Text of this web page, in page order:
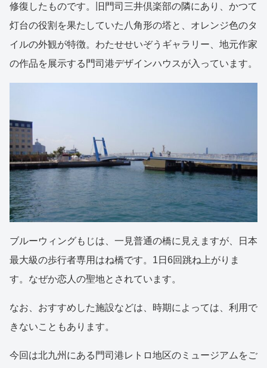
修復したものです。旧門司三井倶楽部の隣にあり、かつて
灯台の役割を果たしていた八角形の塔と、オレンジ色のタ
イルの外観が特徴。わたせせいぞうギャラリー、地元作家
の作品を展示する門司港デザインハウスが入っています。
ブルーウィングもじは、一見普通の橋に見えますが、日本
最大級の歩行者専用はね橋です。1日6回跳ね上がりま
す。なぜか恋人の聖地とされています。
なお、おすすめした施設などは、時期によっては、利用で
きないこともあります。
今回は北九州にある門司港レトロ地区のミュージアムをご